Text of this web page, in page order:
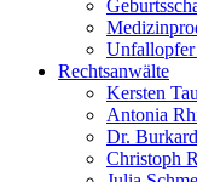
Unfallopfer
Rechtsanwälte
Kersten
Antonia
Dr.
Christoph